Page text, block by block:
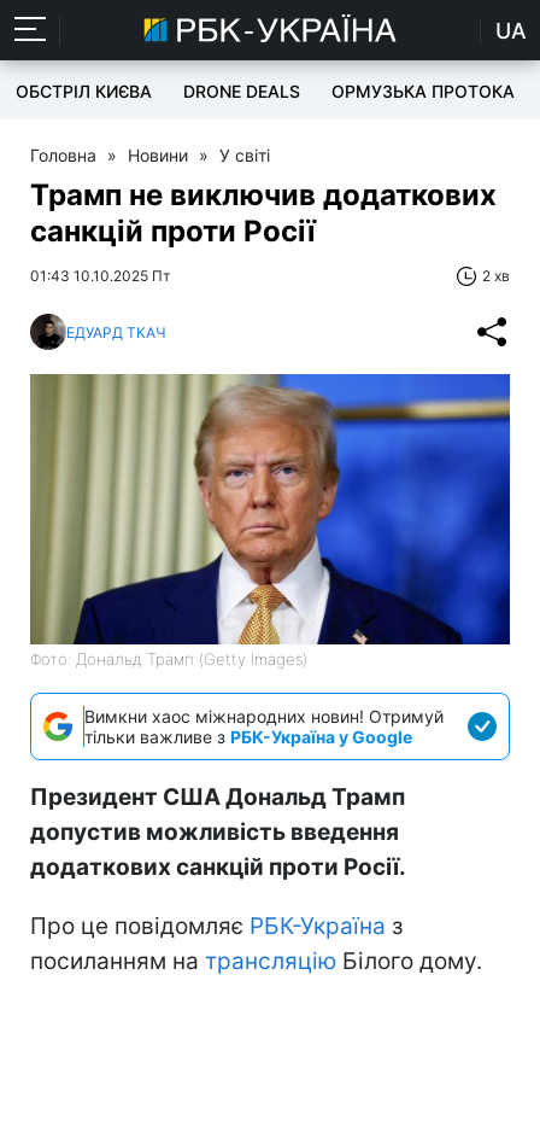
UA
ОБСТРІЛ КИЄВА DRONE DEALS ОРМУЗЬКА ПРОТОКА
Головна » Новини » У світі
Трамп не виключив додаткових
санкцій проти Росії
01:43 10.10.2025 Пт 2 хв
ЕДУАРД ТКАЧ
Фото: Дональд Трамп (Getty Images)
Вимкни хаос міжнародних новин! Отримуй
тільки важливе з РБК-Україна у Google
Президент США Дональд Трамп
допустив можливість введення
додаткових санкцій проти Росії.
Про це повідомляє РБК-Україна з
посиланням на трансляцію Білого дому.